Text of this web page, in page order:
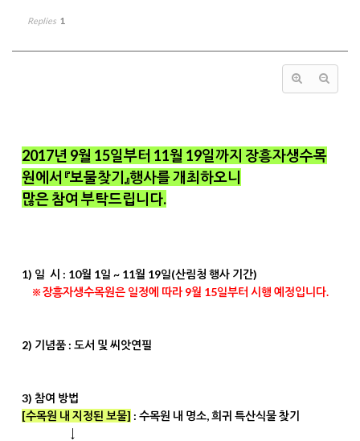
Replies 1
2017년 9월 15일부터 11월 19일까지 장흥자생수목
원에서 『보물찾기』행사를 개최하오니
많은 참여 부탁드립니다.
1) 일 시 : 10월 1일 ~ 11월 19일(산림청 행사 기간)
※장흥자생수목원은 일정에 따라 9월 15일부터 시행 예정입니다.
2) 기념품 : 도서 및 씨앗연필
3) 참여 방법
[수목원 내 지정된 보물] : 수목원 내 명소, 희귀 특산식물 찾기